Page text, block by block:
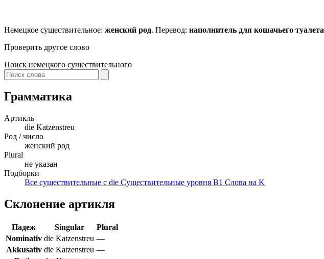
Немецкое существительное: женский род. Перевод: наполнитель для кошачьего туалета
Проверить другое слово
Поиск немецкого существительного
Грамматика
Артикль
die Katzenstreu
Род / число
женский род
Plural
не указан
Подборки
Все существительные с die Существительные уровня B1 Слова на K
Склонение артикля
Падеж Singular
Plural
Nominativ die Katzenstreu —
Akkusativ die Katzenstreu —